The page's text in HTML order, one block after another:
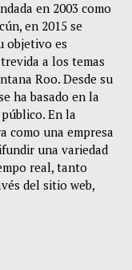
en 2003 como
en 2015 se
objetivo es
a los temas
Roo. Desde su
ha basado en la
En la
como una empresa
una variedad
real, tanto
del sitio web,